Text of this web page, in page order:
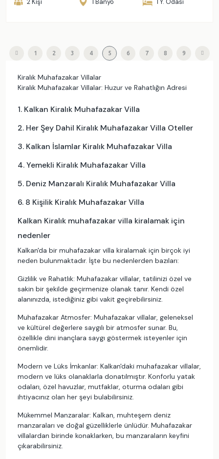
1 2 3 4 5 6 7 8 9
Kiralık Muhafazakar Villalar
Kiralık Muhafazakar Villalar: Huzur ve Rahatlığın Adresi
1. Kalkan Kiralık Muhafazakar Villa
2. Her Şey Dahil Kiralık Muhafazakar Villa Oteller
3. Kalkan İslamlar Kiralık Muhafazakar Villa
4. Yemekli Kiralık Muhafazakar Villa
5. Deniz Manzaralı Kiralık Muhafazakar Villa
6. 8 Kişilik Kiralık Muhafazakar Villa
Kalkan Kiralık muhafazakar villa kiralamak için
nedenler
Kalkan'da bir muhafazakar villa kiralamak için birçok iyi
neden bulunmaktadır. İşte bu nedenlerden bazıları:
Gizlilik ve Rahatlık: Muhafazakar villalar, tatilinizi özel ve
sakin bir şekilde geçirmenize olanak tanır. Kendi özel
alanınızda, istediğiniz gibi vakit geçirebilirsiniz.
Muhafazakar Atmosfer: Muhafazakar villalar, geleneksel
ve kültürel değerlere saygılı bir atmosfer sunar. Bu,
özellikle dini inançlara saygı göstermek isteyenler için
önemlidir.
Modern ve Lüks İmkanlar: Kalkan'daki muhafazakar villalar,
modern ve lüks olanaklarla donatılmıştır. Konforlu yatak
odaları, özel havuzlar, mutfaklar, oturma odaları gibi
ihtiyacınız olan her şeyi bulabilirsiniz.
Mükemmel Manzaralar: Kalkan, muhteşem deniz
manzaraları ve doğal güzelliklerle ünlüdür. Muhafazakar
villalardan birinde konaklarken, bu manzaraların keyfini
çıkarabilirsiniz.